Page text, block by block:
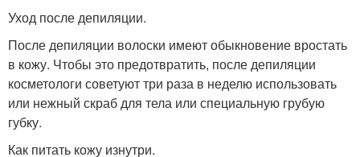
Уход после депиляции.
После депиляции волоски имеют обыкновение вростать
в кожу. Чтобы это предотвратить, после депиляции
косметологи советуют три раза в неделю использовать
или нежный скраб для тела или специальную грубую
губку.
Как питать кожу изнутри.